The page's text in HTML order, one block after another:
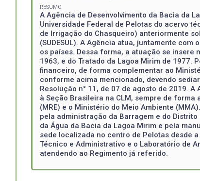
RESUMO
A Agência de Desenvolvimento da Bacia da
Universidade Federal de Pelotas do acervo
de Irrigação do Chasqueiro) anteriormente
(SUDESUL). A Agência atua, juntamente
os países. Dessa forma, a atuação se insere
1963, e do Tratado da Lagoa Mirim de 1977.
financeiro, de forma complementar ao
conforme acima mencionado, devendo
Resolução n° 11, de 07 de agosto de 2019.
à Seção Brasileira na CLM, sempre de
(MRE) e o Ministério do Meio Ambiente
pela administração da Barragem e do
da Água da Bacia da Lagoa Mirim e pela
sede localizada no centro de Pelotas desde
Técnico e Administrativo e o Laboratório de
atendendo ao Regimento já referido.